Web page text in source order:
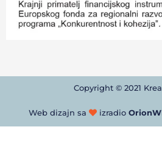
Copyright © 2021
Web dizajn sa izradio